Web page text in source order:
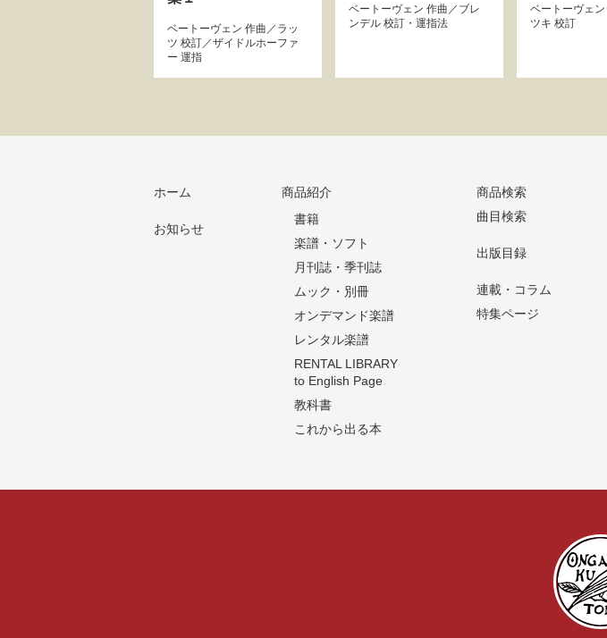
ベートーヴェン 作曲／ ラッ
ツ 校訂／ザイドルホーファ
ー 運指
ベートーヴェン 作曲／ ブレ
ンデル 校訂・運指法
ベートーヴェン
ツキ 校訂
ホーム
お知らせ
商品紹介
書籍
楽譜・ソフト
月刊誌・季刊誌
ムック・別冊
オンデマンド楽譜
レンタル楽譜
RENTAL LIBRARY
to English Page
教科書
これから出る本
商品検索
曲目検索
出版目録
連載・コラム
特集ページ